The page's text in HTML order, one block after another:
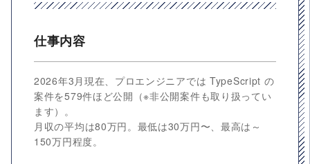
仕事内容
2026年3月現在、プロエンジニアでは TypeScript の
案件を579件ほど公開（※非公開案件も取り扱ってい
ます）。
月収の平均は80万円。最低は30万円〜、最高は～
150万円程度。